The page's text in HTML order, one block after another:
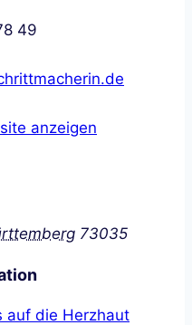
49
anzeigen
73035
auf die Herzhaut